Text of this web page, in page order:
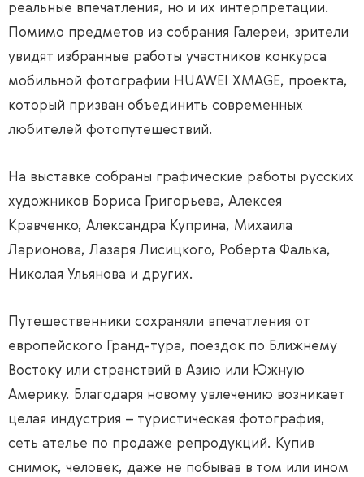
реальные впечатления, но и их интерпретации.
Помимо предметов из собрания Галереи, зрители
увидят избранные работы участников конкурса
мобильной фотографии HUAWEI XMAGE, проекта,
который призван объединить современных
любителей фотопутешествий.
На выставке собраны графические работы русских
художников Бориса Григорьева, Алексея
Кравченко, Александра Куприна, Михаила
Ларионова, Лазаря Лисицкого, Роберта Фалька,
Николая Ульянова и других.
Путешественники сохраняли впечатления от
европейского Гранд-тура, поездок по Ближнему
Востоку или странствий в Азию или Южную
Америку. Благодаря новому увлечению возникает
целая индустрия – туристическая фотография,
сеть ателье по продаже репродукций. Купив
снимок, человек, даже не побывав в том или ином